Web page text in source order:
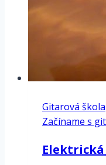
Gitarová škola
Začíname s